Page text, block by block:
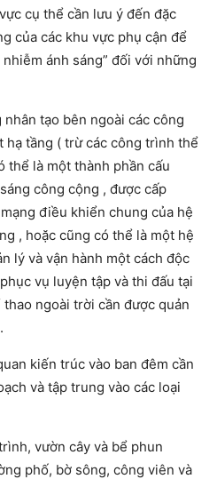
cụ thể cần lưu ý đến đặc
của các khu vực phụ cận để
ánh sáng” đối với những
tạo bên ngoài các công
hạ tầng ( trừ các công trình thể
thể là một thành phần cấu
công cộng , được cấp
điều khiển chung của hệ
, hoặc cũng có thể là một hệ
lý và vận hành một cách độc
vụ luyện tập và thi đấu tại
ngoài trời cần được quản
kiến trúc vào ban đêm cần
và tập trung vào các loại
vườn cây và bể phun
phố, bờ sông, công viên và